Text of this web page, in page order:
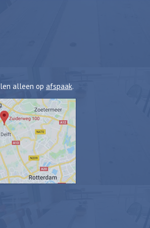
alleen op afspaak.